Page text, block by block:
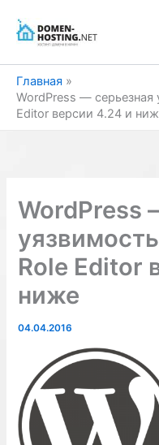
содержимому
Главная
WordPress — серьезная
Editor версии 4.24 и
WordPress
Role Editor
ниже
04.04.2016